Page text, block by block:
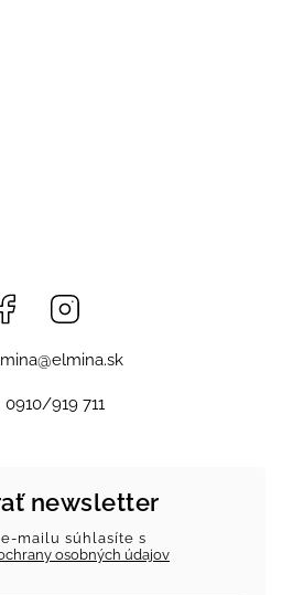
Facebook
@elmina.sk
0910/919 711
newsletter
mailu súhlasíte s
osobných údajov